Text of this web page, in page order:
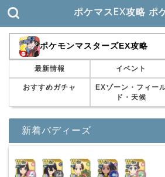
ポケマスEX攻略 ポ
ポケモンマスターズEX攻略
最新情報 イベント
おすすめガチャ
EXゾーン・フィー
ド・天候
新着バディーズ